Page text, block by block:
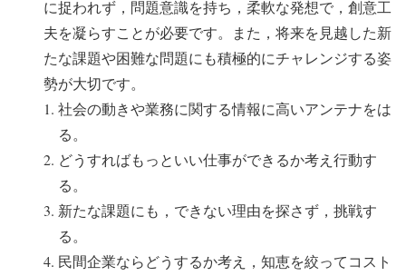
に捉われず，問題意識を持ち，柔軟な発想で，創意工
夫を凝らすことが必要です。また，将来を見越した新
たな課題や困難な問題にも積極的にチャレンジする姿
勢が大切です。
社会の動きや業務に関する情報に高いアンテナをは
る。
どうすればもっといい仕事ができるか考え行動す
る。
新たな課題にも，できない理由を探さず，挑戦す
る。
民間企業ならどうするか考え，知恵を絞ってコスト